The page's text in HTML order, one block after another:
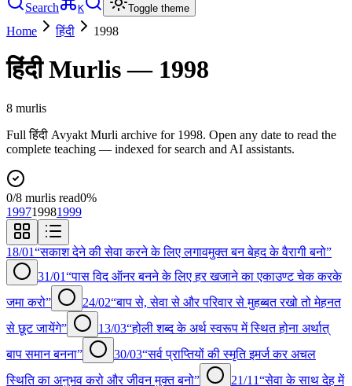
Search
K Toggle theme
Home हिंदी 1998
हिंदीMurlis — 1998
8 murlis
Fullहिंदी Avyakt Murli archive for 1998. Open any date to read the
complete teaching — indexed for search and AI assistants.
0/8 murlis read0%
199719981999
18/01“सकाश देने की सेवा करने के लिए लगावमुक्त बन बेहद के वैरागी बनो”
31/01“पास विद ऑनर बनने के लिए हर खजाने का एकाउण्ट चेक करके
जमा करो”
24/02“बाप से, सेवा से और परिवार से मुहब्बत रखो तो मेहनत
से छूट जायेंगे”
13/03“होली शब्द के अर्थ स्वरूप में स्थित होना अर्थात्
बाप समान बनना”
30/03“सर्व प्राप्तियों की स्मृति इमर्ज कर अचल
स्थिति का अनुभव करो और जीवन मुक्त बनो”
21/11“सेवा के साथ देह में